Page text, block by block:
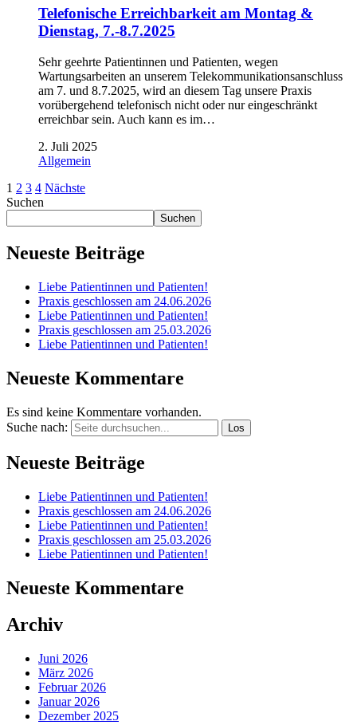
Telefonische Erreichbarkeit am Montag &
Dienstag, 7.-8.7.2025
Sehr geehrte Patientinnen und Patienten, wegen
Wartungsarbeiten an unserem Telekommunikationsanschluss
am 7. und 8.7.2025, wird an diesem Tag unsere Praxis
vorübergehend telefonisch nicht oder nur eingeschränkt
erreichbar sein. Auch kann es im…
2. Juli 2025
Allgemein
1 2 3 4 Nächste
Suchen
Suchen
Neueste Beiträge
Liebe Patientinnen und Patienten!
Praxis geschlossen am 24.06.2026
Liebe Patientinnen und Patienten!
Praxis geschlossen am 25.03.2026
Liebe Patientinnen und Patienten!
Neueste Kommentare
Es sind keine Kommentare vorhanden.
Suche nach:
Neueste Beiträge
Liebe Patientinnen und Patienten!
Praxis geschlossen am 24.06.2026
Liebe Patientinnen und Patienten!
Praxis geschlossen am 25.03.2026
Liebe Patientinnen und Patienten!
Neueste Kommentare
Archiv
Juni 2026
März 2026
Februar 2026
Januar 2026
Dezember 2025